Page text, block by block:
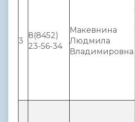
3
8(8452)
23-56-34
Макевнина
Людмила
Владимировна